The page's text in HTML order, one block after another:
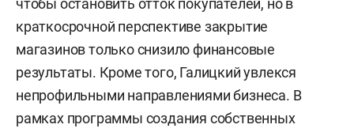
чтобы остановить отток покупателей, но в
краткосрочной перспективе закрытие
магазинов толькоснизило финансовые
результаты. Кроме того, Галицкий увлекся
непрофильными направлениями бизнеса. В
рамках программы создания собственных